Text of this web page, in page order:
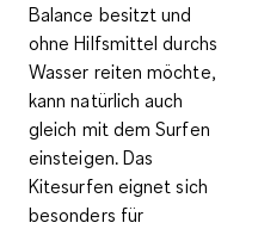
Balance besitzt und
ohne Hilfsmittel durchs
Wasser reiten möchte,
kann natürlich auch
gleich mit dem Surfen
einsteigen. Das
Kitesurfen eignet sich
besonders für